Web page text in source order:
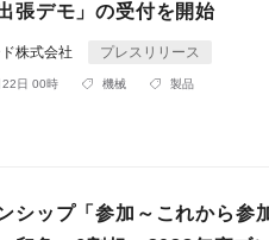
張デモ」の受付を開始
株式会社 プレスリリース
日 00時 機械 製品
シップ「参加～これから参